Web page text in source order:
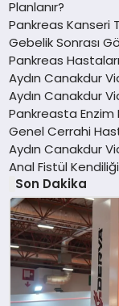
Planlanır?
Pankreas Kanseri
Gebelik Sonrası
Pankreas
Aydın Canakdur
Aydın Canakdur
Pankreasta Enzim
Genel Cerrahi
Aydın Canakdur
Anal Fistül
Son Dakika